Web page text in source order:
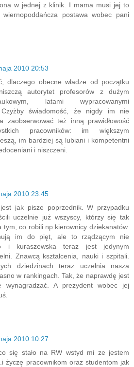
w jednej z klinik. I mama musi jej to
wiernopoddańcza postawa wobec pani
2010 20:53
dlaczego obecne władze od początku
autorytet profesorów z dużym
latami wypracowanymi
Czyżby świadomość, że nigdy im nie
zaobserwować też inną prawidłowość
pracowników: im większym
im bardziej są lubiani i kompetentni
i niszczeni.
2010 23:45
jak pisze poprzednik. W przypadku
uczelnie już wszyscy, którzy się tak
tym, co robili np.kierownicy dziekanatów.
im do pięt, ale to rządzącym nie
i kuraszewska teraz jest jedynym
Znawcą kształcenia, nauki i szpitali.
dziedzinach teraz uczelnia nasza
w rankingach. Tak, że naprawdę jest
A prezydent wobec jej
2010 10:27
się stało na RW wstyd mi ze jestem
życzę pracownikom oraz studentom jak